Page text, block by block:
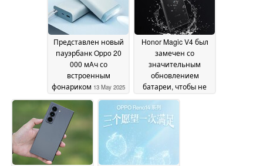
Представлен новый
пауэрбанк Oppo 20
000 мАч со
встроенным
фонариком 13 May 2025
Honor Magic V4 был
замечен со
значительным
обновлением
батареи, чтобы не
отставать от Oppo
Find N5